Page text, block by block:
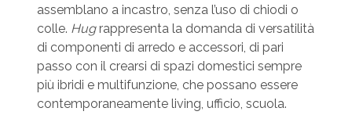
assemblano a incastro, senza l’uso di chiodi o
colle. Hugrappresenta la domanda di versatilità
di componenti di arredo e accessori, di pari
passo con il crearsi di spazi domestici sempre
più ibridi e multifunzione, che possano essere
contemporaneamente living, ufficio, scuola.